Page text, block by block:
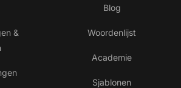
&
Blog
Woordenlijst
Academie
Sjablonen